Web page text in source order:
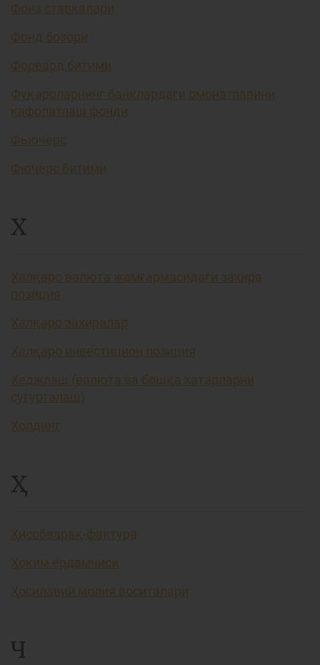
Фоиз ставкалари
Фонд бозори
Форвард битими
Фуқароларнинг банклардаги омонатларини
кафолатлаш фонди
Фьючерс
Фючерс битими
Х
Халқаро валюта жамғармасидаги захира
позиция
Халқаро захиралар
Халқаро инвестицион позиция
Хеджлаш (валюта ва бошқа хатарларни
суғурталаш)
Холдинг
Ҳ
Ҳисобварақ-фактура
Ҳоким ёрдамчиси
Ҳосилавий молия воситалари
Ч